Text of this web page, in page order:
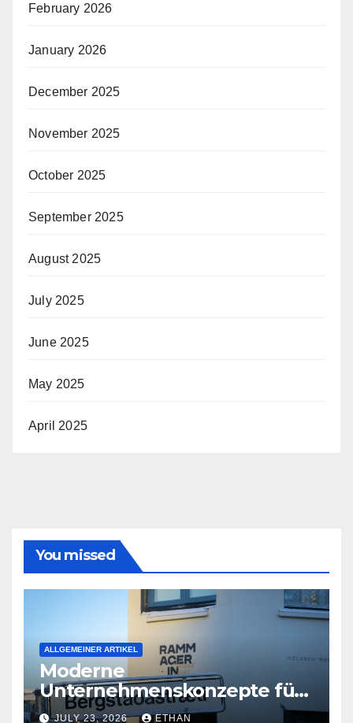
February 2026
January 2026
December 2025
November 2025
October 2025
September 2025
August 2025
July 2025
June 2025
May 2025
April 2025
You missed
ALLGEMEINER ARTIKEL
Moderne
Unternehmenskonzepte für
wirtschaftliche
JULY 23, 2026 ETHAN